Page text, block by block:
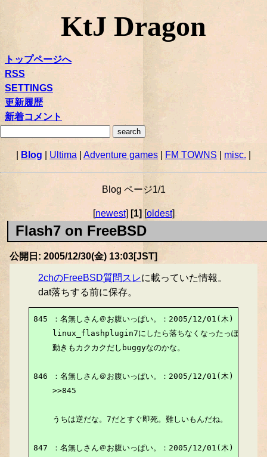
KtJ Dragon
トップページへ
RSS
SETTINGS
更新履歴
新着コメント
Blog Ultima Adventure games FM TOWNS| misc.
Blog ページ1/1
[newest] [1] [oldest]
Flash7 on FreeBSD
公開日: 2005/12/30(金) 13:03[JST]
2chのFreeBSD質問スレに載っていた情報。
dat落ちする前に保存。
845 ：名無しさん＠お腹いっぱい。：2005/12/01(木)
linux_flashplugin7にしたら落ちなくなったっぽい。
    動きもカクカクだしbuggyなのかな。
846 ：名無しさん＠お腹いっぱい。：2005/12/01(木)
    >>845
    うちは逆だな。7だとすぐ即死。難しいもんだね。
847 ：名無しさん＠お腹いっぱい。：2005/12/01(木)